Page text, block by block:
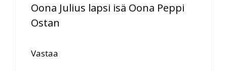
Oona Julius lapsi isä Oona Peppi
Ostan
Vastaa